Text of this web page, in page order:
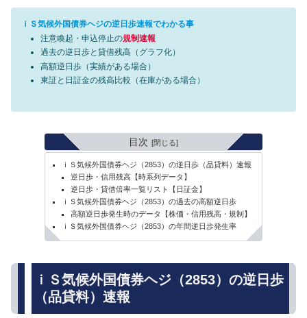
ｉＳ気候外国債券ヘジの逆日歩速報でわかる事
注意喚起・申込停止の規制速報
過去の逆日歩と貸借残高（グラフ化）
高額逆日歩（実績がある場合）
東証と日証金の残高比較（在庫がある場合）
目次
ｉＳ気候外国債券ヘジ（2853）の逆日歩（品貸料）速報
逆日歩・信用残高【時系列データ】
逆日歩・貸借倍率一覧リスト【日証金】
ｉＳ気候外国債券ヘジ（2853）の過去の高額逆日歩
高額逆日歩発生時のデータ【株価・信用残高・規制】
ｉＳ気候外国債券ヘジ（2853）の年間逆日歩発生率
ｉＳ気候外国債券ヘジ（2853）の逆日歩
（品貸料）速報